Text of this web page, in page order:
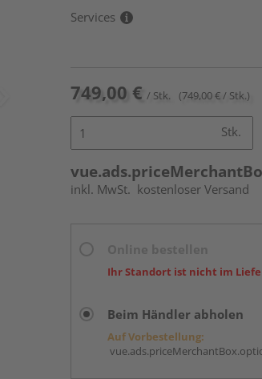
Services
749,00 € / Stk. (749,00 € / Stk.)
Stk.
inkl. MwSt. kostenloser Versand
Ihr Standort ist nicht im
Beim Händler abholen
Auf Vorbestellung: